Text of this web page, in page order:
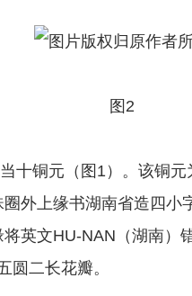
图2
铜元（图1）。该铜元
外上缘书湖南省造四小
英文HU-NAN（湖南）
圆二长花瓣。